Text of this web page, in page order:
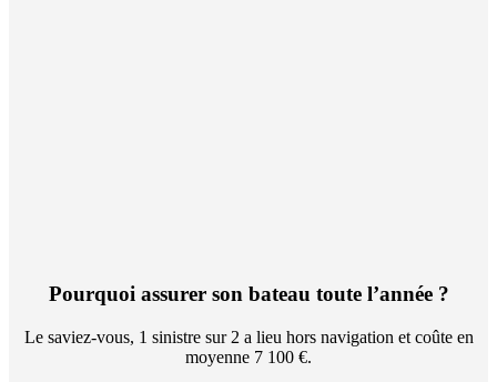
Pourquoi assurer son bateau toute l’année ?
Le saviez-vous, 1 sinistre sur 2 a lieu hors navigation et coûte en
moyenne 7 100 €.